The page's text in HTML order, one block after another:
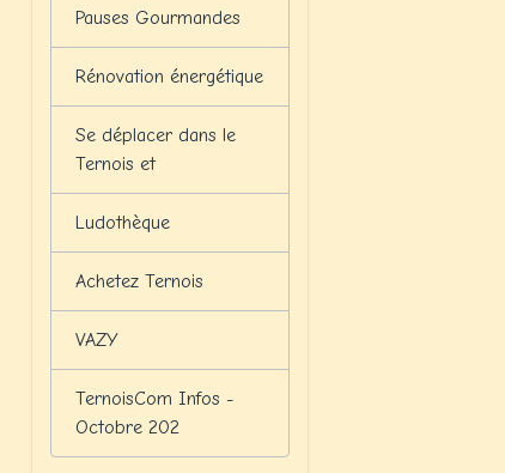
Pauses Gourmandes
Rénovation énergétique
Se déplacer dans le
Ternois et
Ludothèque
Achetez Ternois
VAZY
TernoisCom Infos -
Octobre 202